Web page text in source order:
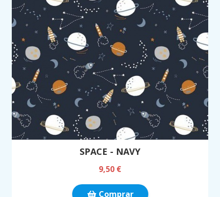
SPACE - NAVY
9,50 €
Comprar